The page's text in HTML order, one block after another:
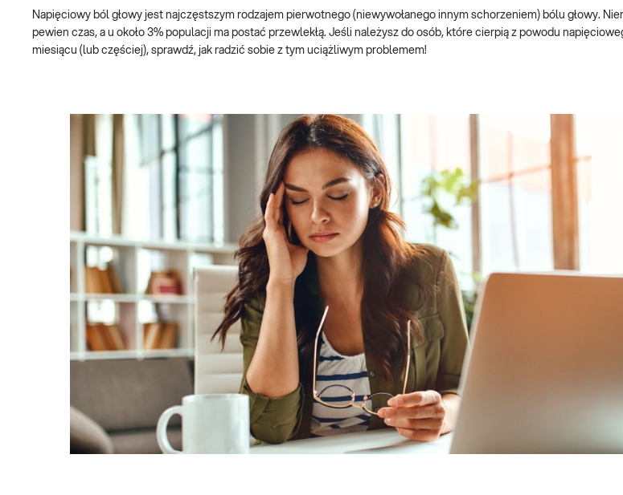
Napięciowy ból głowy jest najczęstszym rodzajem pierwotnego (niewywołanego innym schorzeniem) bólu głowy.
pewien czas, a u około 3% populacji ma postać przewlekłą. Jeśli należysz do osób, które cierpią z powodu
miesiącu (lub częściej), sprawdź, jak radzić sobie z tym uciążliwym problemem!